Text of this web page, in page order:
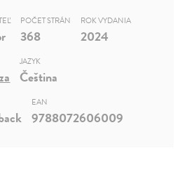
POČET STRÁN
368
ROK VYDANIA
2024
JAZYK
Čeština
EAN
9788072606009